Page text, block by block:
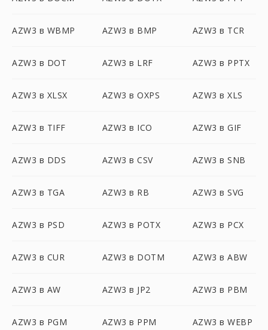
AZW3 в WBMP AZW3 в BMP AZW3 в TCR
AZW3 в DOT AZW3 в LRF AZW3 в PPTX
AZW3 в XLSX AZW3 в OXPS AZW3 в XLS
AZW3 в TIFF AZW3 в ICO AZW3 в GIF
AZW3 в DDS AZW3 в CSV AZW3 в SNB
AZW3 в TGA AZW3 в RB AZW3 в SVG
AZW3 в PSD AZW3 в POTX AZW3 в PCX
AZW3 в CUR AZW3 в DOTM AZW3 в ABW
AZW3 в AW AZW3 в JP2 AZW3 в PBM
AZW3 в PGM AZW3 в PPM AZW3 в WEBP